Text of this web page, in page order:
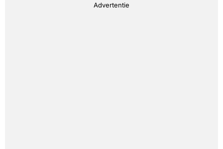
Advertentie